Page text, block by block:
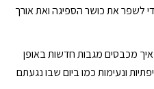
לשפר את כושר הספיגה ואת אורך
מכבסים מגבות חדשות באופן
ונעימות כמו ביום שבו נגעתם